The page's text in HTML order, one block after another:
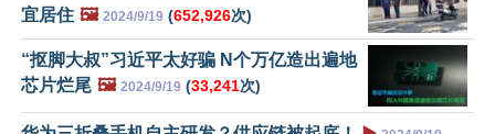
宜居住 🖼️ 2024/9/19 (652,926次)
“抠脚大叔”习近平太好骗 N个万亿造出遍地
芯片烂尾 🖼️ 2024/9/19 (33,241次)